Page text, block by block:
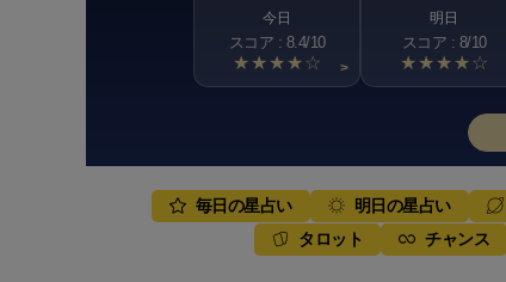
今日
スコア : 8.4/10
★★★★☆ >
明日
スコア : 8/10
★★★★☆
毎日の星占い 明日の星占い
タロット
チャンス